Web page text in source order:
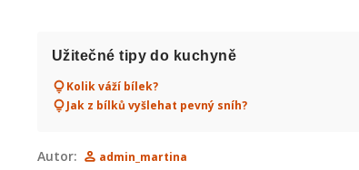
Užitečné tipy do kuchyně
Kolik váží bílek?
Jak z bílků vyšlehat pevný sníh?
Autor: admin_martina